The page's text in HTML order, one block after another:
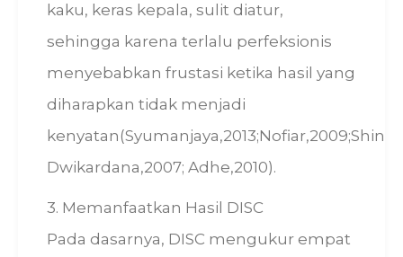
kaku, keras kepala, sulit diatur,
sehingga karena terlalu perfeksionis
menyebabkan frustasi ketika hasil yang
diharapkan tidak menjadi
Dwikardana,2007; Adhe,2010).
3. Memanfaatkan Hasil DISC
Pada dasarnya, DISC mengukur empat